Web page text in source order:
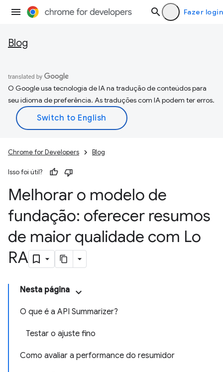
Fazer login
Blog
O Google usa tecnologia de IA na tradução de conteúdos para
seu idioma de preferência. As traduções com IA podem ter erros.
Chrome for Developers Blog
Isso foi útil?
Melhorar o modelo de
fundação: oferecer resumos
de maior qualidade com Lo
RA
Nesta página
O que é a API Summarizer?
Testar o ajuste fino
Como avaliar a performance do resumidor